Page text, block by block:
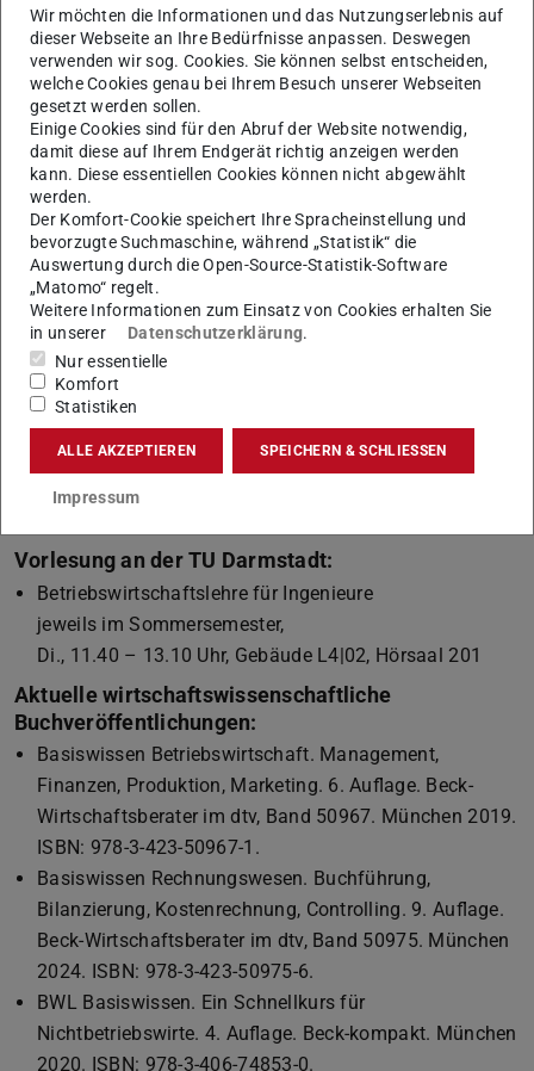
Vorlesung an der TU Darmstadt:
Betriebswirtschaftslehre für Ingenieure
jeweils im Sommersemester,
Di., 11.40 – 13.10 Uhr, Gebäude L4|02, Hörsaal 201
Aktuelle wirtschaftswissenschaftliche
Buchveröffentlichungen:
Basiswissen Betriebswirtschaft. Management,
Finanzen, Produktion, Marketing. 6. Auflage. Beck-
Wirtschaftsberater im dtv, Band 50967. München 2019.
ISBN: 978-3-423-50967-1.
Basiswissen Rechnungswesen. Buchführung,
Bilanzierung, Kostenrechnung, Controlling. 9. Auflage.
Beck-Wirtschaftsberater im dtv, Band 50975. München
2024. ISBN: 978-3-423-50975-6.
BWL Basiswissen. Ein Schnellkurs für
Nichtbetriebswirte. 4. Auflage. Beck-kompakt. München
2020. ISBN: 978-3-406-74853-0.
Wir möchten die Informationen und das Nutzungserlebnis auf
dieser Webseite an Ihre Bedürfnisse anpassen. Deswegen
verwenden wir sog. Cookies. Sie können selbst entscheiden,
welche Cookies genau bei Ihrem Besuch unserer Webseiten
gesetzt werden sollen.
Einige Cookies sind für den Abruf der Website notwendig,
damit diese auf Ihrem Endgerät richtig anzeigen werden
kann. Diese essentiellen Cookies können nicht abgewählt
werden.
Der Komfort-Cookie speichert Ihre Spracheinstellung und
bevorzugte Suchmaschine, während „Statistik“ die
Auswertung durch die Open-Source-Statistik-Software
„Matomo“ regelt.
Weitere Informationen zum Einsatz von Cookies erhalten Sie
in unserer
Datenschutzerklärung.
Nur essentielle
Komfort
Statistiken
ALLE AKZEPTIEREN SPEICHERN & SCHLIESSEN
Impressum